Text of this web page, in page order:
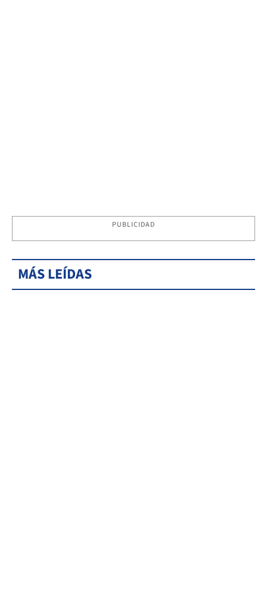
PUBLICIDAD
MÁS LEÍDAS